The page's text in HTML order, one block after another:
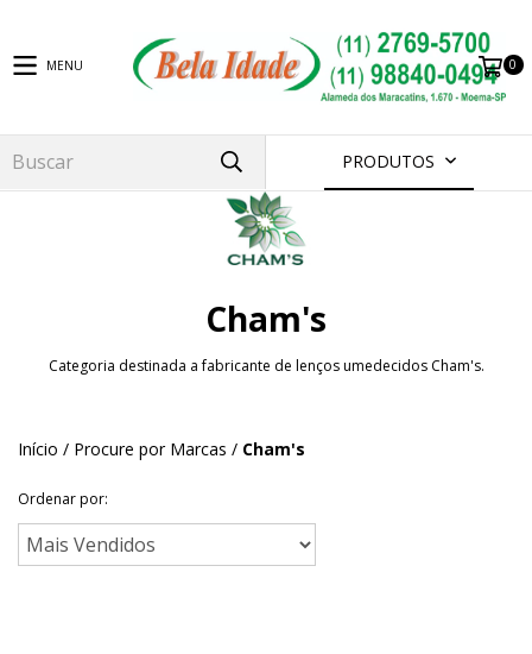
MENU 0
PRODUTOS
Cham's
Categoria destinada a fabricante de lenços umedecidos Cham's.
Início / Procure por Marcas / Cham's
Ordenar por: